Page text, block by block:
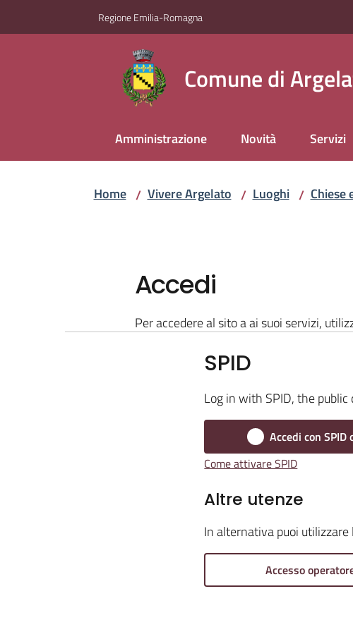
Regione Emilia-Romagna
Comune di
Amministrazione Novità Servizi
Home / Vivere Argelato / Luoghi / Chiese
Accedi
Per accedere al sito a ai suoi servizi,
SPID
Log in with SPID, the
Accedi con SPID
Come attivare SPID
Altre utenze
In alternativa puoi
Accesso